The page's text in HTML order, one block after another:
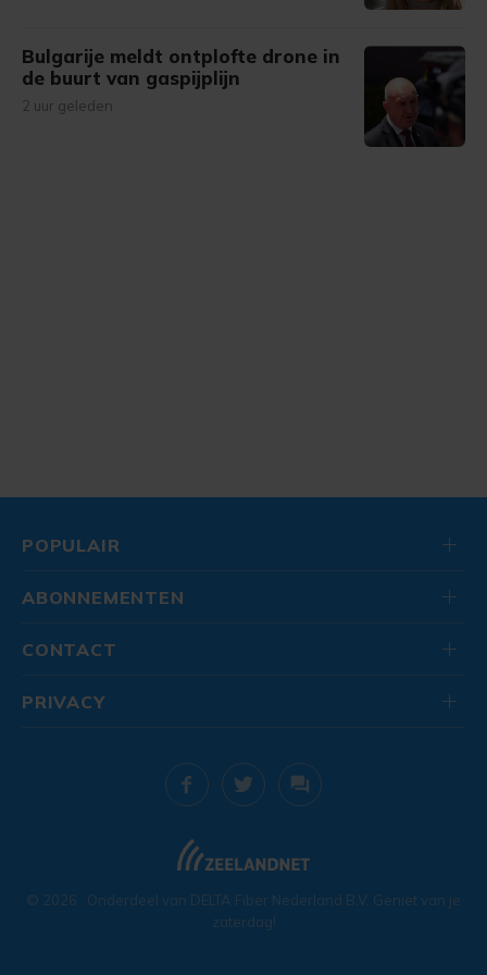
Bulgarije meldt ontplofte drone in
de buurt van gaspijplijn
2 uur geleden
POPULAIR
ABONNEMENTEN
CONTACT
© 2026 . Onderdeel van DELTA Fiber Nederland B.V. Geniet van je
zaterdag!
PRIVACY